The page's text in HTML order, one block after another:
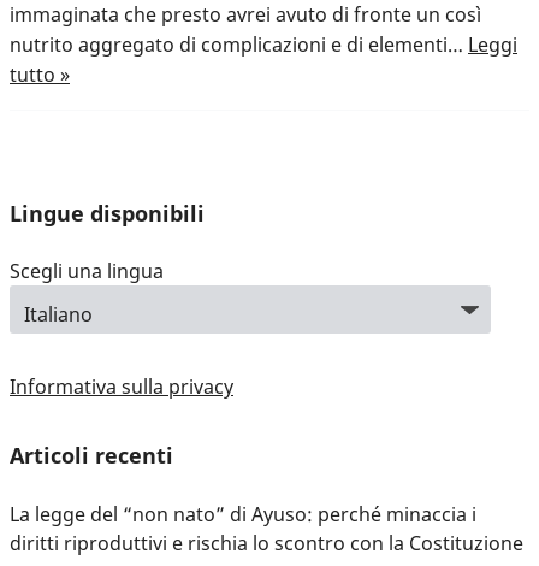
immaginata che presto avrei avuto di fronte un così
nutrito aggregato di complicazioni e di elementi… Leggi
tutto »
Lingue disponibili
Scegli una lingua
Informativa sulla privacy
Articoli recenti
La legge del “non nato” di Ayuso: perché minaccia i
diritti riproduttivi e rischia lo scontro con la Costituzione